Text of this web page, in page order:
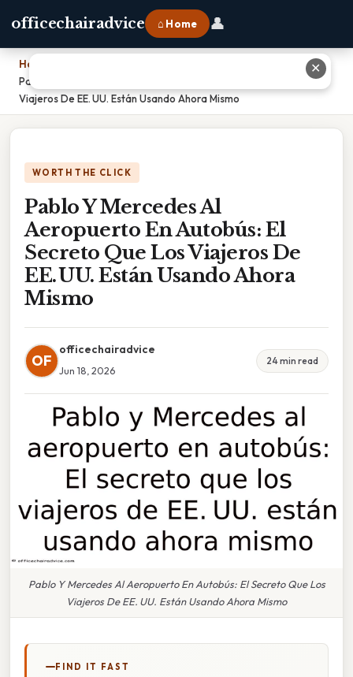
officechairadvice ⌂ Home 👤
Home
Pablo Y Mercedes Al Aeropuerto En Autobús: El Secreto Que Los
Viajeros De EE. UU. Están Usando Ahora Mismo
WORTH THE CLICK
Pablo Y Mercedes Al
Aeropuerto En Autobús: El
Secreto Que Los Viajeros De
EE. UU. Están Usando Ahora
Mismo
OF
officechairadvice
Jun 18, 2026
24 min read
Pablo Y Mercedes Al Aeropuerto En Autobús: El Secreto Que Los
Viajeros De EE. UU. Están Usando Ahora Mismo
FIND IT FAST
✕